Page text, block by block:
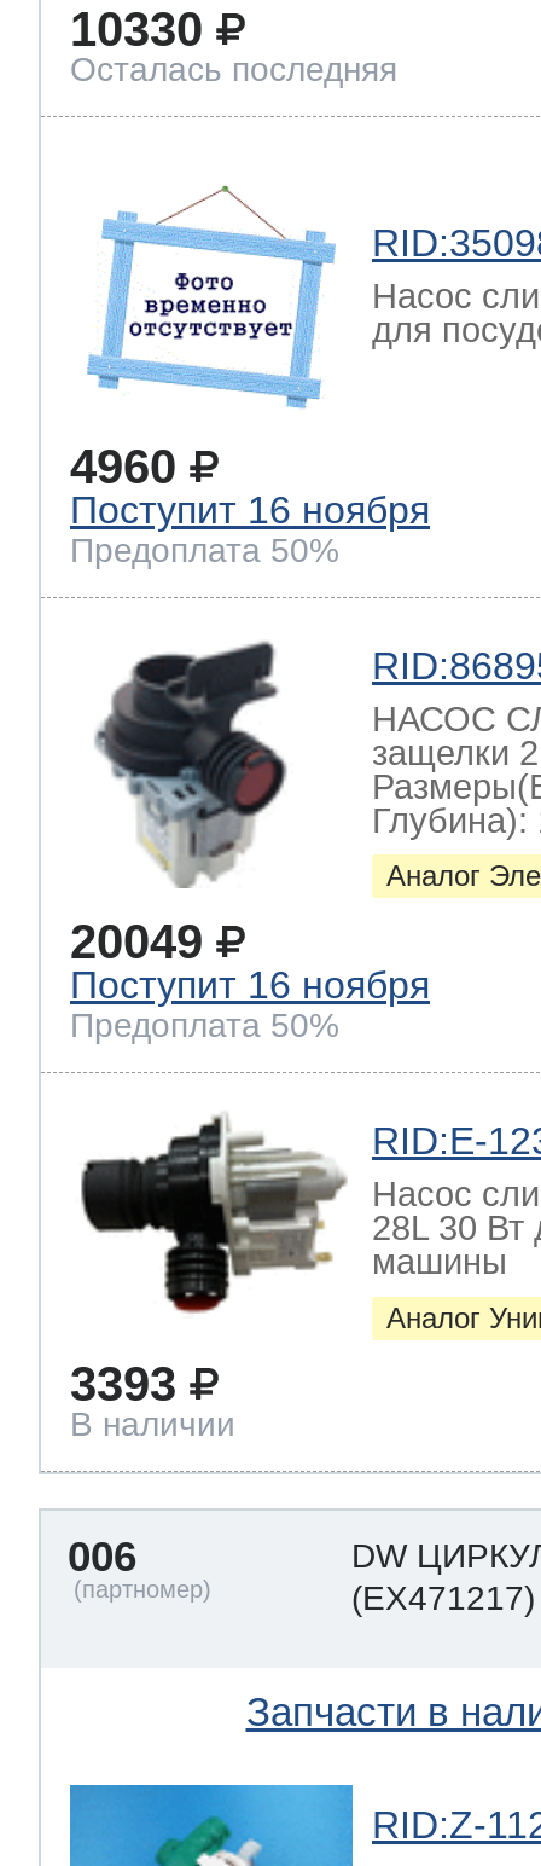
10330
Осталась последняя
Насос
для
4960
Поступит 16 ноября
Предоплата 50%
НАСОС
защелки
Глубина):
Аналог
20049
Поступит 16 ноября
Предоплата 50%
RID:E-
Насос
28L 30 Вт
машины
Аналог
3393
В наличии
006
DW
(EX471217)
Запчасти в
RID:Z-